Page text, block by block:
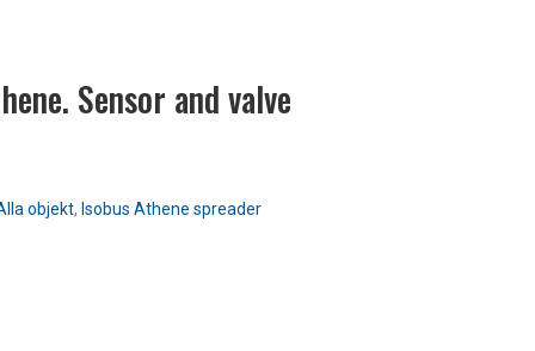
Sensor and valve
objekt, Isobus Athene spreader